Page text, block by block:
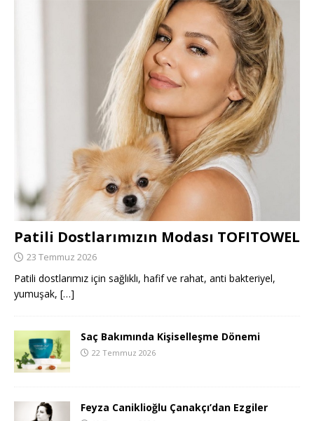
Patili Dostlarımızın Modası TOFITOWEL
23 Temmuz 2026
Patili dostlarımız için sağlıklı, hafif ve rahat, anti bakteriyel,
yumuşak, […]
Saç Bakımında Kişiselleşme Dönemi
22 Temmuz 2026
Feyza Caniklioğlu Çanakçı’dan Ezgiler